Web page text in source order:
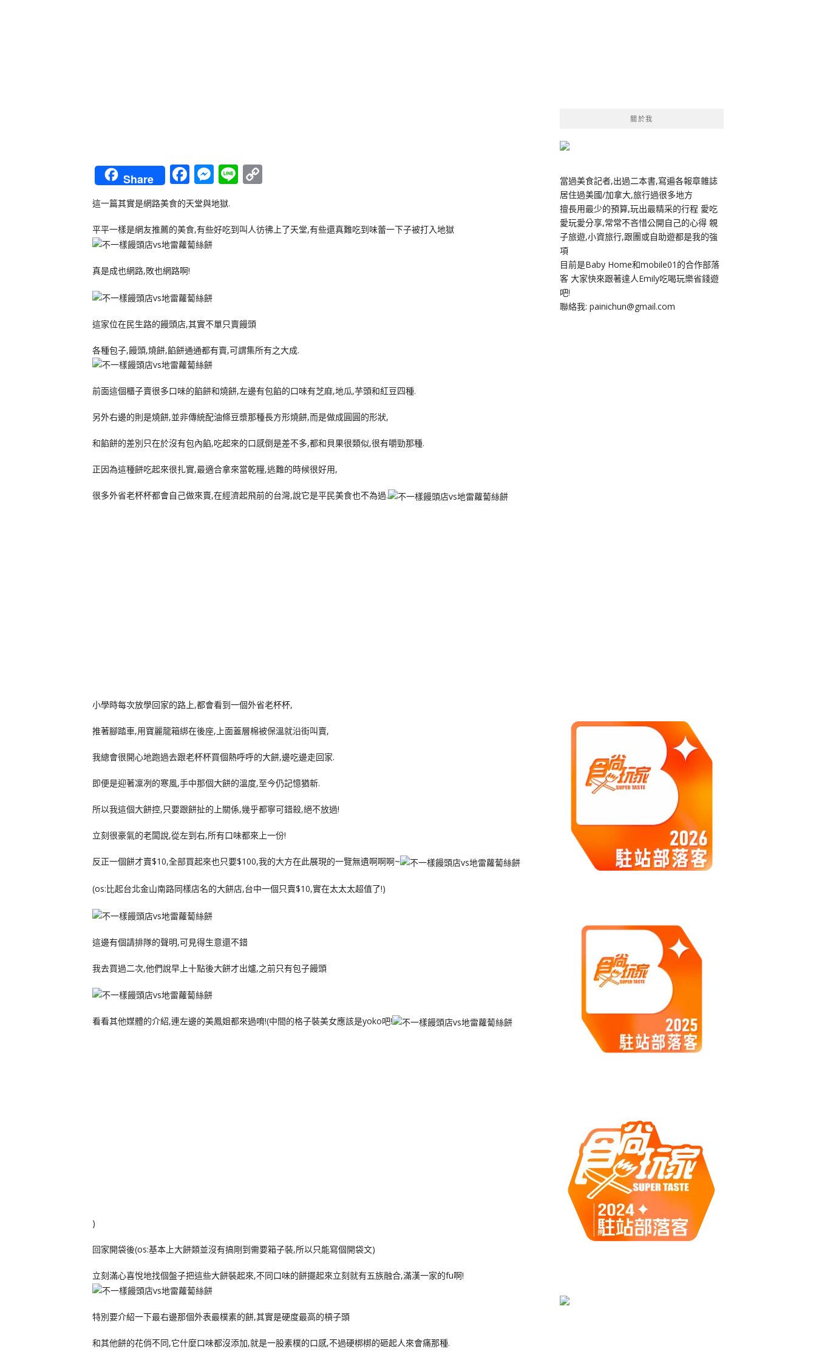
Share Facebook
Messenger
Line
這一篇其實是網路美食的天堂與地獄.
平平一樣是網友推薦的美食,有些好吃到叫人彷彿上了天堂,有些還真難吃到味蕾一下子被打入地獄
真是成也網路,敗也網路啊!
這家位在民生路的饅頭店,其實不單只賣饅頭
各種包子,饅頭,燒餅,餡餅通通都有賣,可謂集所有之大成.
前面這個櫃子賣很多口味的餡餅和燒餅,左邊有包餡的口味有芝麻,地瓜,芋頭和紅豆四種.
另外右邊的則是燒餅,並非傳統配油條豆漿那種長方形燒餅,而是做成圓圓的形狀,
和餡餅的差別只在於沒有包內餡,吃起來的口感倒是差不多,都和貝果很類似,很有嚼勁那種.
正因為這種餅吃起來很扎實,最適合拿來當乾糧,逃難的時候很好用,
很多外省老杯杯都會自己做來賣,在經濟起飛前的台灣,說它是平民美食也不為過.
小學時每次放學回家的路上,都會看到一個外省老杯杯,
推著腳踏車,用寶麗龍箱綁在後座,上面蓋層棉被保溫就沿街叫賣,
我總會很開心地跑過去跟老杯杯買個熱呼呼的大餅,邊吃邊走回家.
即便是迎著凜冽的寒風,手中那個大餅的溫度,至今仍記憶猶新.
所以我這個大餅控,只要跟餅扯的上關係,幾乎都寧可錯殺,絕不放過!
立刻很豪氣的老闆說,從左到右,所有口味都來上一份!
反正一個餅才賣$10,全部買起來也只要$100,我的大方在此展現的一覽無遺啊啊啊~
(os:比起台北金山南路同樣店名的大餅店,台中一個只賣$10,實在太太太超值了!)
這邊有個請排隊的聲明,可見得生意還不錯
我去買過二次,他們說早上十點後大餅才出爐,之前只有包子饅頭
看看其他媒體的介紹,連左邊的美鳳姐都來過唷!(中間的格子裝美女應該是yoko吧!
)
回家開袋後(os:基本上大餅類並沒有搞剛到需要箱子裝,所以只能寫個開袋文)
立刻滿心喜悅地找個盤子把這些大餅裝起來,不同口味的餅擺起來立刻就有五族融合,滿漢一家的fu啊!
特別要介紹一下最右邊那個外表最樸素的餅,其實是硬度最高的槓子頭
和其他餅的花俏不同,它什麼口味都沒添加,就是一股素樸的口感,不過硬梆梆的砸起人來會痛那種.
關於我
當過美食記者,出過二本書,寫遍各報章雜誌
居住過美國/加拿大,旅行過很多地方
擅長用最少的預算,玩出最精采的行程 愛吃
愛玩愛分享,常常不吝惜公開自己的心得 親
子旅遊,小資旅行,跟團或自助遊都是我的強
項
目前是Baby Home和mobile01的合作部落
客 大家快來跟著達人Emily吃喝玩樂省錢遊
吧!
聯絡我: painichun@gmail.com